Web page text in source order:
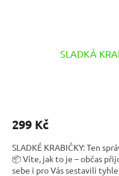
SLADKÁ
299 Kč
SLADKÉ KRABIČKY: Ten
📦 Víte, jak to je – občas
sebe i pro Vás sestavili